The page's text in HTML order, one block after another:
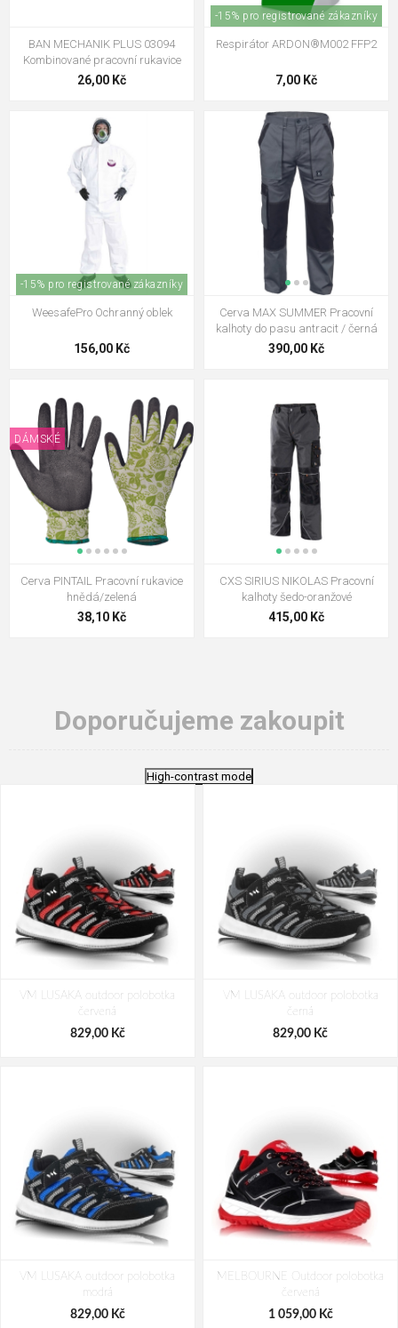
BAN MECHANIK PLUS 03094
Kombinované pracovní rukavice
26,00 Kč
-15% pro registrované zákazníky
Respirátor ARDON®M002 FFP2
7,00 Kč
-15% pro registrované zákazníky
WeesafePro Ochranný oblek
156,00 Kč
Cerva MAX SUMMER Pracovní
kalhoty do pasu antracit / černá
390,00 Kč
DÁMSKÉ
Cerva PINTAIL Pracovní rukavice
hnědá/zelená
38,10 Kč
CXS SIRIUS NIKOLAS Pracovní
kalhoty šedo-oranžové
415,00 Kč
Doporučujeme zakoupit
High-contrast mode
VM LUSAKA outdoor polobotka
červená
829,00 Kč
VM LUSAKA outdoor polobotka
černá
829,00 Kč
VM LUSAKA outdoor polobotka
modrá
829,00 Kč
MELBOURNE Outdoor polobotka
červená
1 059,00 Kč